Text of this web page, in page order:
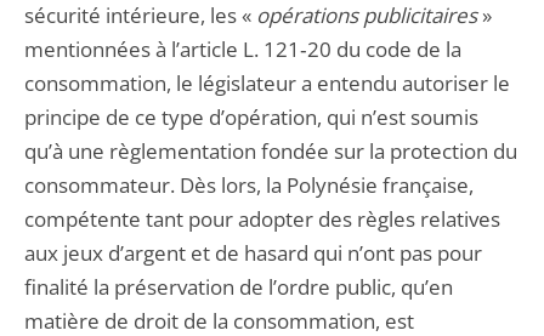
sécurité intérieure, les « opérations publicitaires»
mentionnées à l’article L. 121‑20 du code de la
consommation, le législateur a entendu autoriser le
principe de ce type d’opération, qui n’est soumis
qu’à une règlementation fondée sur la protection du
consommateur. Dès lors, la Polynésie française,
compétente tant pour adopter des règles relatives
aux jeux d’argent et de hasard qui n’ont pas pour
finalité la préservation de l’ordre public, qu’en
matière de droit de la consommation, est